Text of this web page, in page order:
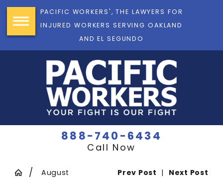
PACIFIC WORKERS', THE LAWYERS FOR
INJURED WORKERS SERVING OAKLAND
AND EL SEGUNDO
888-740-6434
Call Now
August Prev Post | Next Post